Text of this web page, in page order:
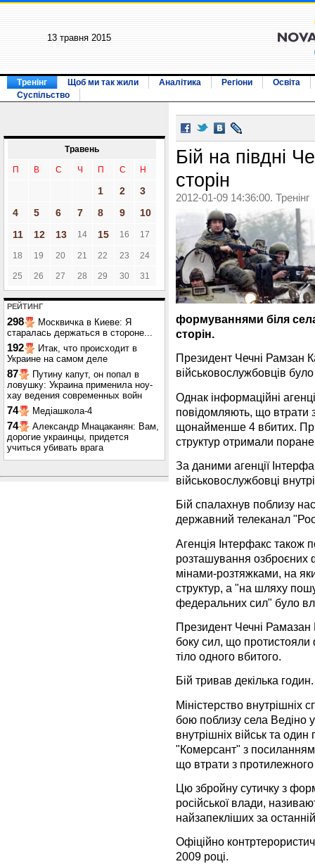
13 травня 2015
Тренінг Щоб ми так жили Аналітика Регіони
Освіта
Суспільство
Травень
П В С Ч П С Н
1 2
3
4
5 6 7 8 9
10
11
12 13 14 15 16 17
18 19 20 21 22 23 24
25 26 27 28 29 30 31
РЕЙТИНГ
298
Москвичка в Киеве: Я
старалась держаться в стороне...
192
Итак, что происходит в
Украине на самом деле
87
Путину капут, он попал в
ловушку: Украина применила ноу-
хау ведения современных войн
74 Медіашкола-4
74
Александр Мнацаканян: Вам,
дорогие украинцы, придется
учиться убивать врага
Бій на півдні
сторін
2012-01-09 14:36:00. Тренінг
формуваннями біля
сторін.
Президент Чечні Рамзан
військовослужбовців
Однак інформаційні
повідомляють, що втрати
щонайменше 4 вбитих.
структур отримали
За даними агенції
військовослужбовці
Бій спалахнув поблизу
державний телеканал
Агенція Інтерфакс також
розташування озброєних
мінами-розтяжками, на
структур, а "на шляху
федеральних сил" було
Президент Чечні
боку сил, що
тіло одного вбитого.
Бій тривав декілька годин.
Міністерство внутрішніх
бою поблизу села Ведіно
внутрішніх військ та
"Комерсант" з
що втрати з
Цю збройну сутичку з
російської влади,
найзапекліших за
Офіційно
2009 році.